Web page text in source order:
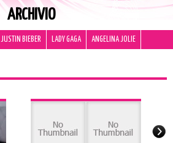
ARCHIVIO
JUSTIN BIEBER LADY GAGA ANGELINA JOLIE